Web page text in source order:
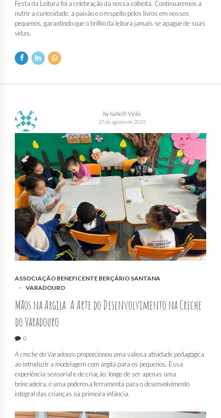
Festa da Leitura foi a celebração da nossa colheita. Continuaremos a
nutrir a curiosidade, a paixão e o respeito pelos livros em nossos
pequenos, garantindo que o brilho da leitura jamais se apague de suas
vidas.
by Isabelli Viola
27 de agosto de 2025
ASSOCIAÇÃO BENEFICENTE BERÇÁRIO SANTANA
VARADOURO
Mãos na Argila: A Arte do Desenvolvimento na Creche
do Varadouro
0
A creche do Varadouro proporcionou uma valiosa atividade pedagógica
ao introduzir a modelagem com argila para os pequenos. Essa
experiência sensorial e de criação, longe de ser apenas uma
brincadeira, é uma poderosa ferramenta para o desenvolvimento
integral das crianças na primeira infância.